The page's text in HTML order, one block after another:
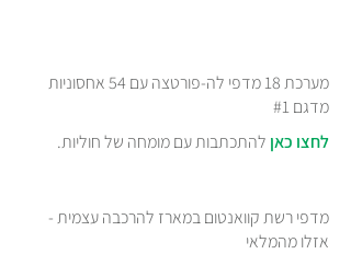
מערכת 18 מדפי לה-פורטצה עם 54 אחסוניות
מדגם #1
לחצו כאן להתכתבות עם מומחה של חוליות.
מדפי רשת קוואנטום במארז להרכבה עצמית -
אזלו מהמלאי